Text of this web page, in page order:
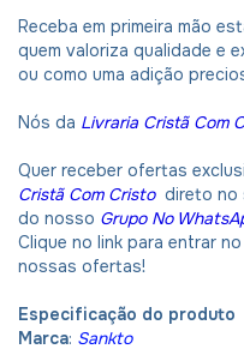
Receba em primeira mão
quem valoriza qualidade e
ou como uma adição
Nós da Livraria Cristã Com
Quer receber ofertas
Cristã Com Cristo direto no
do nosso Grupo No
Clique no link para entrar
nossas ofertas!
Especificação do produto
Marca: Sankto